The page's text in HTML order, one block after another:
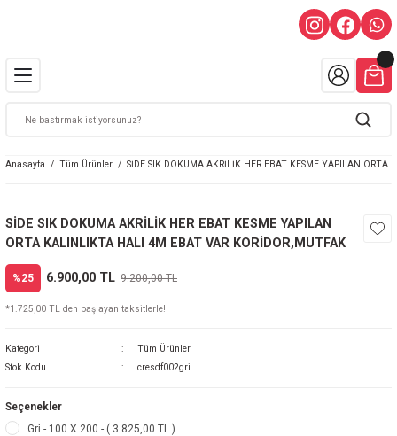
Anasayfa Tüm Ürünler SİDE SIK DOKUMA AKRİLİK HER EBAT KESME YAPILAN
SİDE SIK DOKUMA AKRİLİK HER EBAT KESME YAPILAN
ORTA KALINLIKTA HALI 4M EBAT VAR KORİDOR,MUTFAK
%25 6.900,00 TL 9.200,00 TL
*1.725,00 TL den başlayan taksitlerle!
Kategori
Tüm Ürünler
Stok Kodu
cresdf002gri
Seçenekler
Gri̇ - 100 X 200 - ( 3.825,00 TL )